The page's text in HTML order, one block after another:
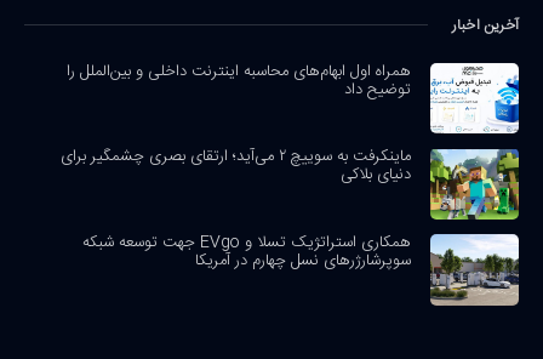
آخرین اخبار
همراه اول ابهام‌های محاسبه اینترنت داخلی و بین‌الملل را
توضیح داد
ماینکرفت به سوییچ ۲ می‌آید؛ ارتقای بصری چشمگیر برای
دنیای بلاکی
همکاری استراتژیک تسلا و EVgo جهت توسعه شبکه
سوپرشارژرهای نسل چهارم در آمریکا